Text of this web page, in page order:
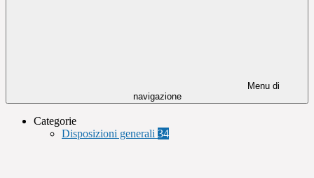
Menu di
navigazione
Categorie
Disposizioni generali 34